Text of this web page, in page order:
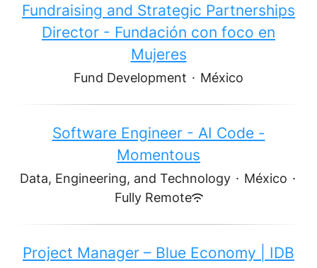
Fundraising and Strategic Partnerships
Director - Fundación con foco en
Mujeres
Fund Development · México
Software Engineer - AI Code -
Momentous
Data, Engineering, and Technology · México ·
Fully Remote
Project Manager – Blue Economy | IDB